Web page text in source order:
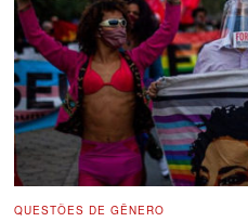
QUESTÕES DE GÊNERO